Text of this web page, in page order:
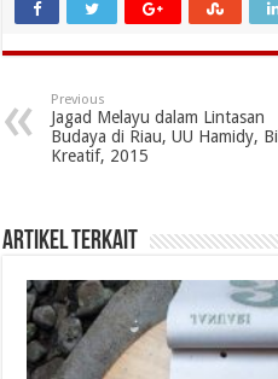
Previous
Jagad Melayu dalam Lintasan
Budaya di Riau, UU Hamidy,
Kreatif, 2015
Artikel Terkait